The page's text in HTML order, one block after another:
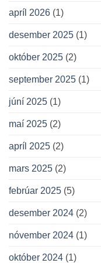
apríl 2026 (1)
desember 2025 (1)
október 2025 (2)
september 2025 (1)
júní 2025 (1)
maí 2025 (2)
apríl 2025 (2)
mars 2025 (2)
febrúar 2025 (5)
desember 2024 (2)
nóvember 2024 (1)
október 2024 (1)